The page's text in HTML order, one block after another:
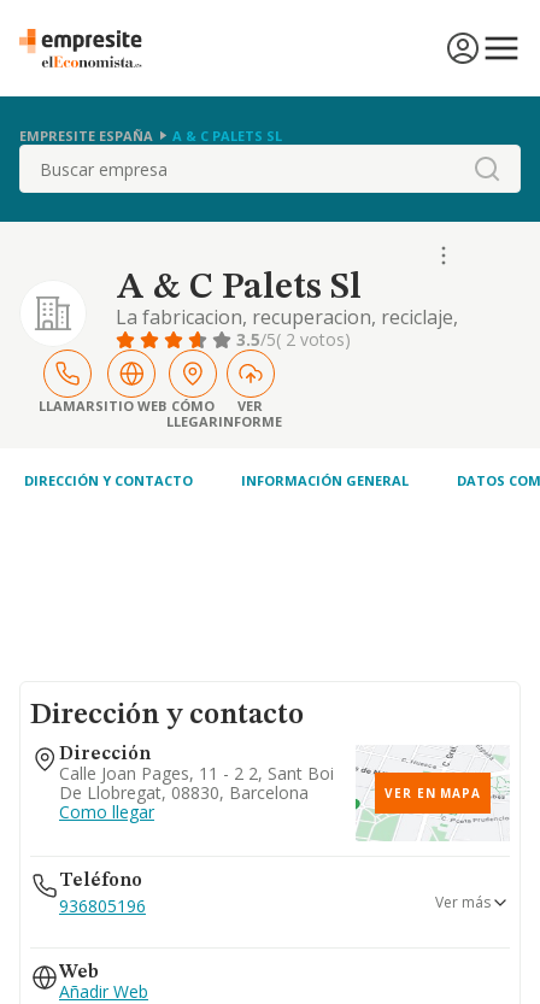
EMPRESITE ESPAÑA A & C PALETS SL
Buscar
A & C Palets Sl
La fabricacion, recuperacion, reciclaje,
recogida, entrega, embalaje, montaje y
compraventa de productos derivados de
madera y/o plastico, palets, y productos
afines o derivados, transporte o
comercializacion de los mism
3.5/5( 2 votos)
LLAMARSITIO WEB CÓMO
LLEGAR
VER
INFORME
DIRECCIÓN Y CONTACTO INFORMACIÓN GENERAL DATOS
Dirección y contacto
Dirección
Calle Joan Pages, 11 - 2 2, Sant Boi
De Llobregat, 08830, Barcelona
Como llegar
VER EN MAPA
Teléfono
936805196
655...
Ver teléfono 655...
Ver más
Web
Añadir Web